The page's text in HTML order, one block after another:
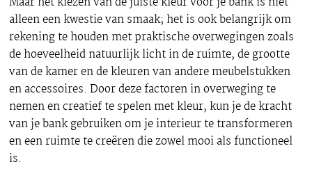
alleen een kwestie van smaak; het is ook belangrijk om
rekening te houden met praktische overwegingen zoals
de hoeveelheid natuurlijk licht in de ruimte, de grootte
van de kamer en de kleuren van andere meubelstukken
en accessoires. Door deze factoren in overweging te
nemen en creatief te spelen met kleur, kun je de kracht
van je bank gebruiken om je interieur te transformeren
en een ruimte te creëren die zowel mooi als functioneel
is.